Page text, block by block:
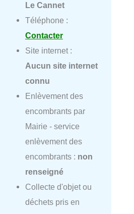
Le Cannet
Téléphone :
Contacter
Site internet :
Aucun site internet
connu
Enlèvement des
encombrants par
Mairie - service
enlèvement des
encombrants : non
renseigné
Collecte d'objet ou
déchets pris en